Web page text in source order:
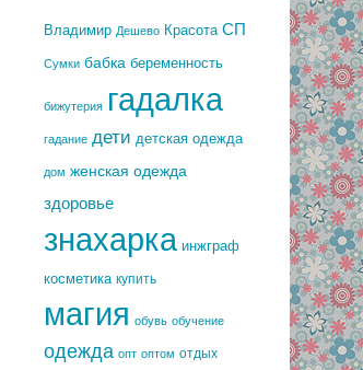
Владимир Дешево Красота СП
Сумки бабка беременность
бижутерия гадалка
гадание дети детская одежда
дом женская одежда
здоровье
знахарка инжграф
косметика купить
магия обувь обучение
одежда опт оптом отдых